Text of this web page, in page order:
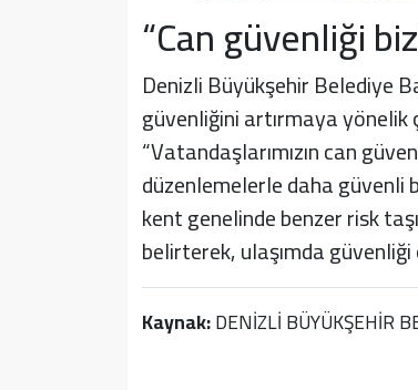
“Can güvenliği
Denizli Büyükşehir Belediye
güvenliğini artırmaya yönelik
“Vatandaşlarımızın can
düzenlemelerle daha güvenli
kent genelinde benzer risk
belirterek, ulaşımda
Kaynak:DENİZLİ BÜYÜKŞEHİR